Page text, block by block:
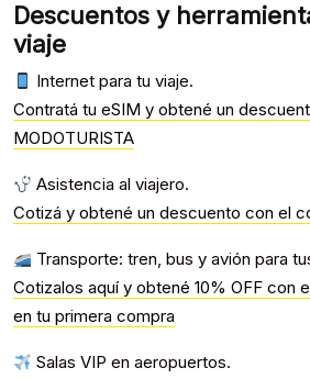
Descuentos y
viaje
Internet para tu viaje.
Contratá tu eSIM y obtené un
MODOTURISTA
Asistencia al viajero.
Cotizá y obtené un descuento con el
Transporte: tren, bus y avión para
Cotizalos aquí y obtené 10% OFF con
en tu primera compra
Salas VIP en aeropuertos.